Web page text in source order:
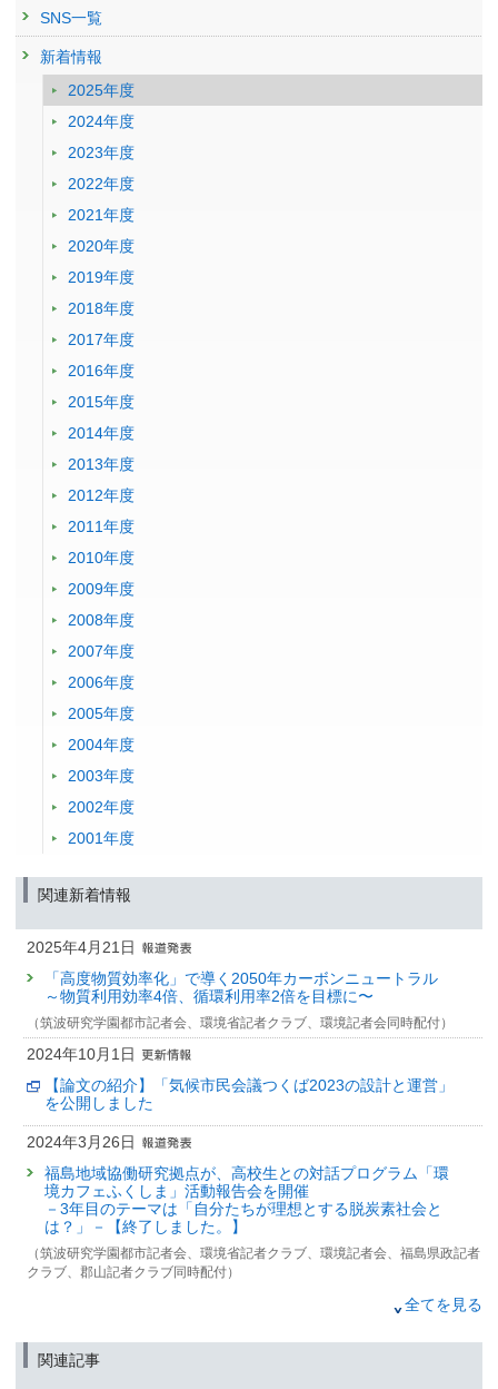
SNS一覧
新着情報
2025年度
2024年度
2023年度
2022年度
2021年度
2020年度
2019年度
2018年度
2017年度
2016年度
2015年度
2014年度
2013年度
2012年度
2011年度
2010年度
2009年度
2008年度
2007年度
2006年度
2005年度
2004年度
2003年度
2002年度
2001年度
関連新着情報
2025年4月21日
「高度物質効率化」で導く2050年カーボンニュートラル
～物質利用効率4倍、循環利用率2倍を目標に〜
（筑波研究学園都市記者会、環境省記者クラブ、環境記者会同時配付）
2024年10月1日
【論文の紹介】「気候市民会議つくば2023の設計と運営」
を公開しました
2024年3月26日
福島地域協働研究拠点が、高校生との対話プログラム「環
境カフェふくしま」活動報告会を開催
－3年目のテーマは「自分たちが理想とする脱炭素社会と
は？」－【終了しました。】
（筑波研究学園都市記者会、環境省記者クラブ、環境記者会、福島県政記者
クラブ、郡山記者クラブ同時配付）
価する消費者行動シミュレーションモデルを開発
全てを見る
関連記事